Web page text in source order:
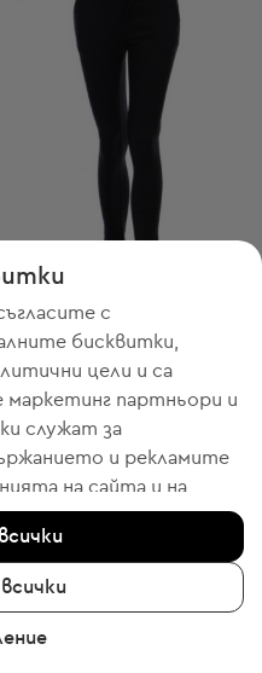
-20% с WELCOME
Freesia
Дамски панталони
3,06 € / 5,98 лв.
Препоръчителна цена:
59,00 € (-94%)
с
бисквитки,
цели и са
партньори и
служат за
и рекламите
на сайта и на
която ни
които бихте
моля потвърдете с
съм“.
моля